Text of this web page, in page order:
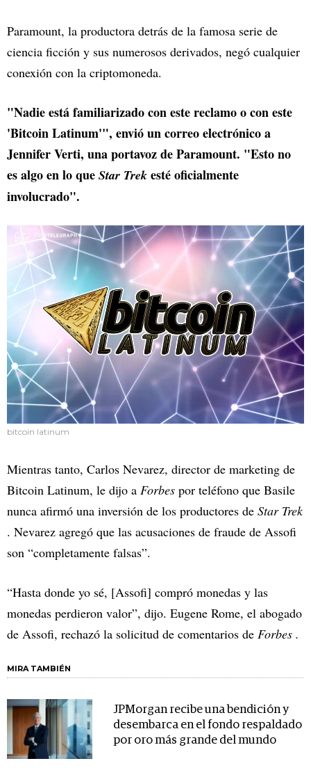
Paramount, la productora detrás de la famosa serie de
ciencia ficción y sus numerosos derivados, negó cualquier
conexión con la criptomoneda.
"Nadie está familiarizado con este reclamo o con este
'Bitcoin Latinum'", envió un correo electrónico a
Jennifer Verti, una portavoz de Paramount. "Esto no
es algo en lo que Star Trek esté oficialmente
involucrado".
bitcoin latinum
Mientras tanto, Carlos Nevarez, director de marketing de
Bitcoin Latinum, le dijo a Forbes por teléfono que Basile
nunca afirmó una inversión de los productores de Star Trek
. Nevarez agregó que las acusaciones de fraude de Assofi
son “completamente falsas”.
“Hasta donde yo sé, [Assofi] compró monedas y las
monedas perdieron valor”, dijo. Eugene Rome, el abogado
de Assofi, rechazó la solicitud de comentarios de Forbes .
MIRA TAMBIÉN
JPMorgan recibe una bendición y
desembarca en el fondo respaldado
por oro más grande del mundo